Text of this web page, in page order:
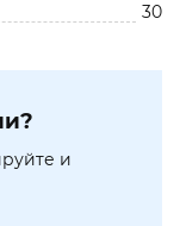
30
и